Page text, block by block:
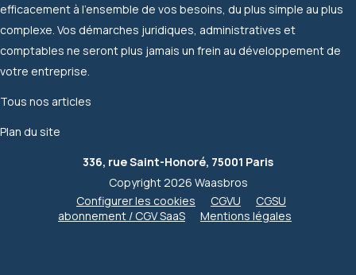
efficacement à l'ensemble de vos besoins, du plus simple au plus
complexe. Vos démarches juridiques, administratives et
comptables ne seront plus jamais un frein au développement de
votre entreprise.
Tous nos articles
Plan du site
336, rue Saint-Honoré, 75001 Paris
Copyright 2026 Waasbros
Configurer les cookies
CGVU
CGSU
abonnement / CGV SaaS
Mentions légales